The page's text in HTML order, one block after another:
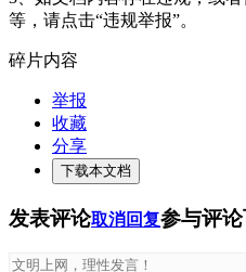
等，请点击“违规举报”。
碎片内容
举报
收藏
分享
下载本文档
发表评论取消回复参与评